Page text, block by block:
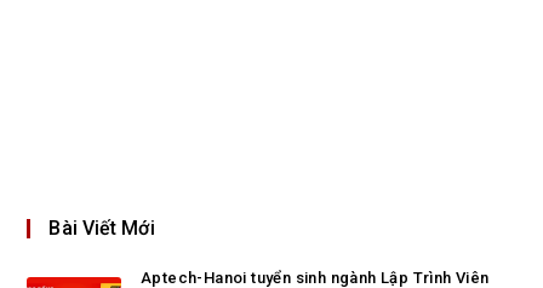
Bài Viết Mới
Aptech-Hanoi tuyển sinh ngành Lập Trình Viên